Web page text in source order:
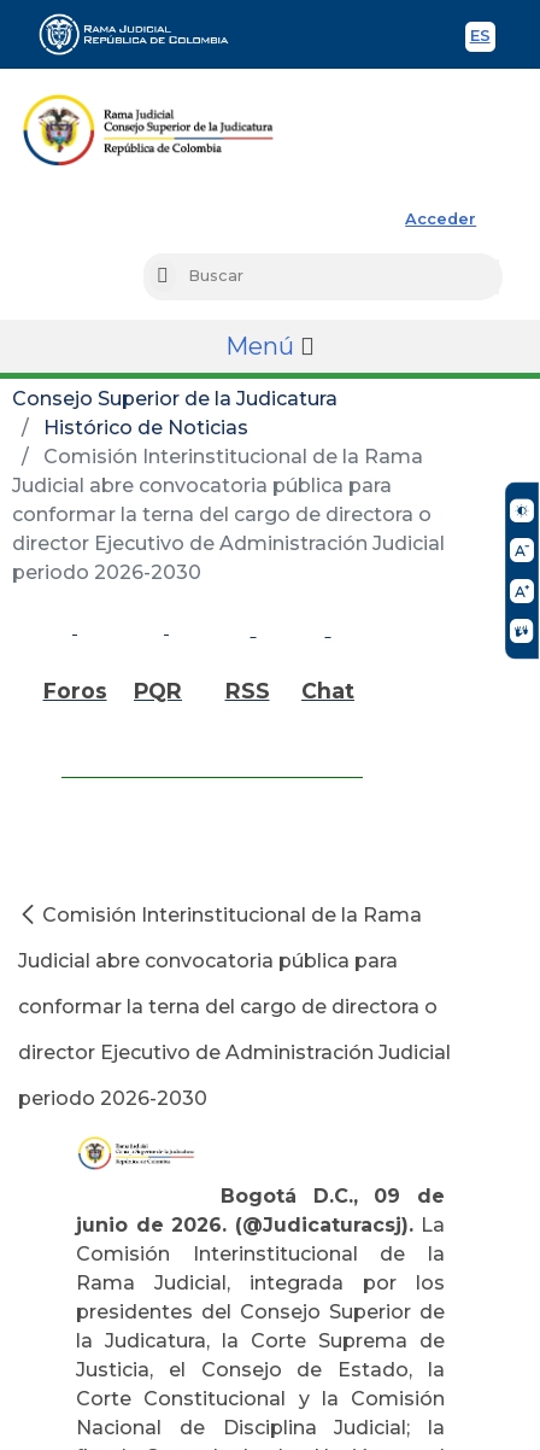
ES
Acceder
Buscar
Menú
Consejo Superior de la Judicatura
Histórico de Noticias
Comisión Interinstitucional de la Rama
Judicial abre convocatoria pública para
conformar la terna del cargo de directora o
director Ejecutivo de Administración Judicial
periodo 2026-2030
Foros PQR RSS Chat
Comisión Interinstitucional de la Rama
Judicial abre convocatoria pública para
conformar la terna del cargo de directora o
director Ejecutivo de Administración Judicial
periodo 2026-2030
Bogotá D.C., 09 de
junio de 2026. (@Judicaturacsj). La
Comisión Interinstitucional de la
Rama Judicial, integrada por los
presidentes del Consejo Superior de
la Judicatura, la Corte Suprema de
Justicia, el Consejo de Estado, la
Corte Constitucional y la Comisión
Nacional de Disciplina Judicial; la